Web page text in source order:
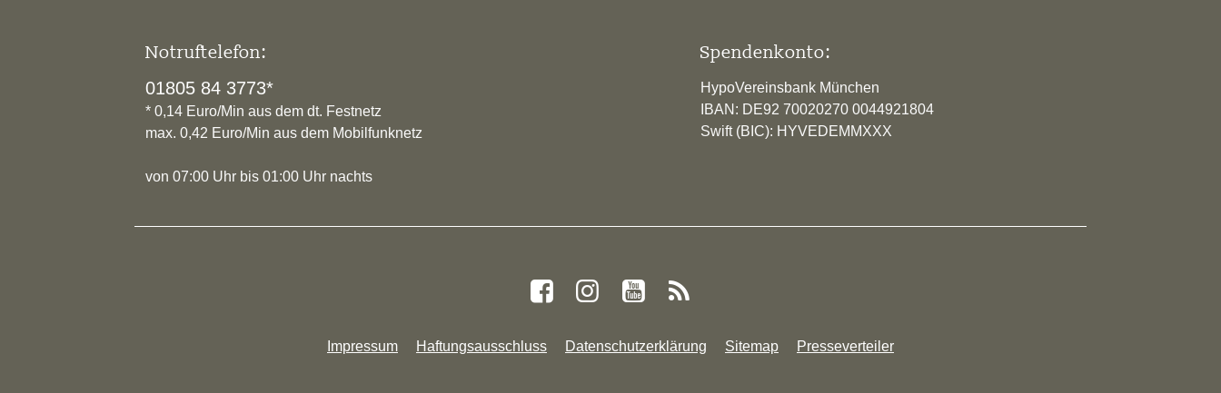
Notruftelefon:
01805 84 3773*
* 0,14 Euro/Min aus dem dt. Festnetz
max. 0,42 Euro/Min aus dem Mobilfunknetz
von 07:00 Uhr bis 01:00 Uhr nachts
Spendenkonto:
HypoVereinsbank München
IBAN: DE92 70020270 0044921804
Swift (BIC): HYVEDEMMXXX
Impressum Haftungsausschluss Datenschutzerklärung Sitemap Presseverteiler